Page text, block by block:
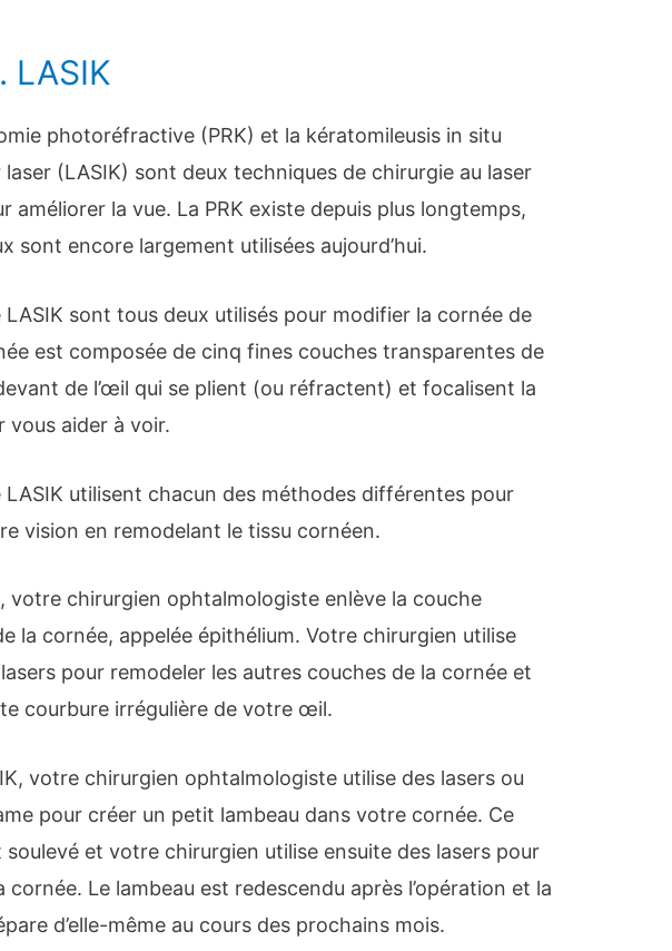
LASIK
photoréfractive (PRK) et la kératomileusis in situ
laser (LASIK) sont deux techniques de chirurgie au laser
améliorer la vue. La PRK existe depuis plus longtemps,
sont encore largement utilisées aujourd’hui.
LASIK sont tous deux utilisés pour modifier la cornée de
est composée de cinq fines couches transparentes de
de l’œil qui se plient (ou réfractent) et focalisent la
vous aider à voir.
LASIK utilisent chacun des méthodes différentes pour
vision en remodelant le tissu cornéen.
votre chirurgien ophtalmologiste enlève la couche
la cornée, appelée épithélium. Votre chirurgien utilise
pour remodeler les autres couches de la cornée et
courbure irrégulière de votre œil.
votre chirurgien ophtalmologiste utilise des lasers ou
pour créer un petit lambeau dans votre cornée. Ce
soulevé et votre chirurgien utilise ensuite des lasers pour
cornée. Le lambeau est redescendu après l’opération et la
d’elle-même au cours des prochains mois.